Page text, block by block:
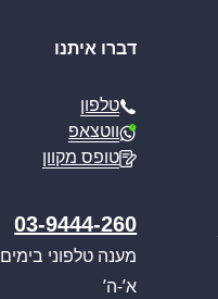
דברו איתנו
טלפון
ווטצאפ
טופס מקוון
03-9444-260
מענה טלפוני בימים
א’-ה’